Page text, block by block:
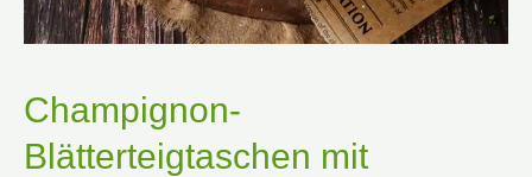
Champignon-
Blätterteigtaschen mit